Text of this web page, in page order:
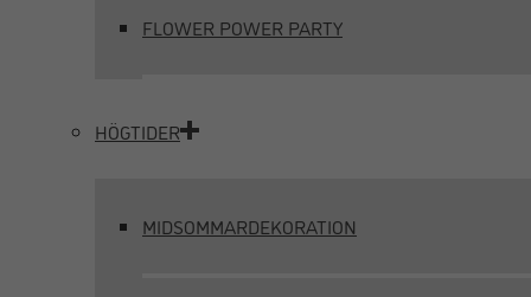
FLOWER POWER PARTY
HÖGTIDER
MIDSOMMARDEKORATION